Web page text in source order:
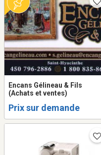
Encans Gélineau & Fils
(Achats et ventes)
Prix sur demande